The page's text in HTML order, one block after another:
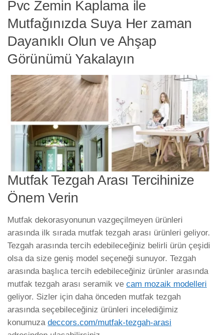
Pvc Zemin Kaplama ile
Mutfağınızda Suya Her zaman
Dayanıklı Olun ve Ahşap
Görünümü Yakalayın
Mutfak Tezgah Arası Tercihinize
Önem Verin
Mutfak dekorasyonunun vazgeçilmeyen ürünleri
arasında ilk sırada mutfak tezgah arası ürünleri geliyor.
Tezgah arasında tercih edebileceğiniz belirli ürün çeşidi
olsa da size geniş model seçeneği sunuyor. Tezgah
arasında başlıca tercih edebileceğiniz ürünler arasında
mutfak tezgah arası seramik ve cam mozaik modelleri
geliyor. Sizler için daha önceden mutfak tezgah
arasında seçebileceğiniz ürünleri incelediğimiz
konumuza deccors.com/mutfak-tezgah-arasi